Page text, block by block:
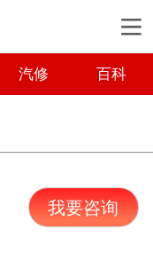
汽修 百科
我要咨询